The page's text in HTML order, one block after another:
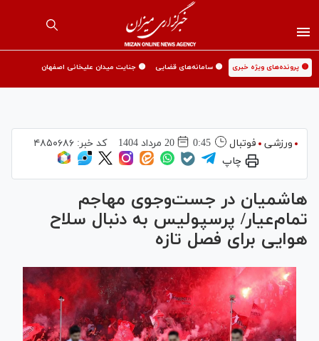
🟡 پرونده‌های ویژه خبری 🟡 سامانه‌های قضایی 🟡 جنایت میدان علیخانی اصفهان
ورزشی فوتبال 0:45 20 مرداد 1404 کد خبر:۴۸۵۰۶۸۶
چاپ
هاشمیان در جست‌وجوی مهاجم
تمام‌عیار/ پرسپولیس به دنبال سلاح
هوایی برای فصل تازه